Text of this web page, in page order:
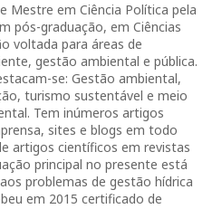
Mestre em Ciência Política pela
pós-graduação, em Ciências
voltada para áreas de
gestão ambiental e pública.
se: Gestão ambiental,
turismo sustentável e meio
Tem inúmeros artigos
sites e blogs em todo
artigos científicos em revistas
principal no presente está
problemas de gestão hídrica
em 2015 certificado de